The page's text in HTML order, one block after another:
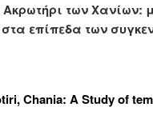
των Χανίων:
επίπεδα των
Chania: A Study of